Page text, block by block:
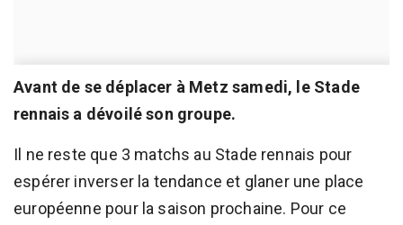
Avant de se déplacer à Metz samedi, le Stade
rennais a dévoilé son groupe.
Il ne reste que 3 matchs au Stade rennais pour
espérer inverser la tendance et glaner une place
européenne pour la saison prochaine. Pour ce